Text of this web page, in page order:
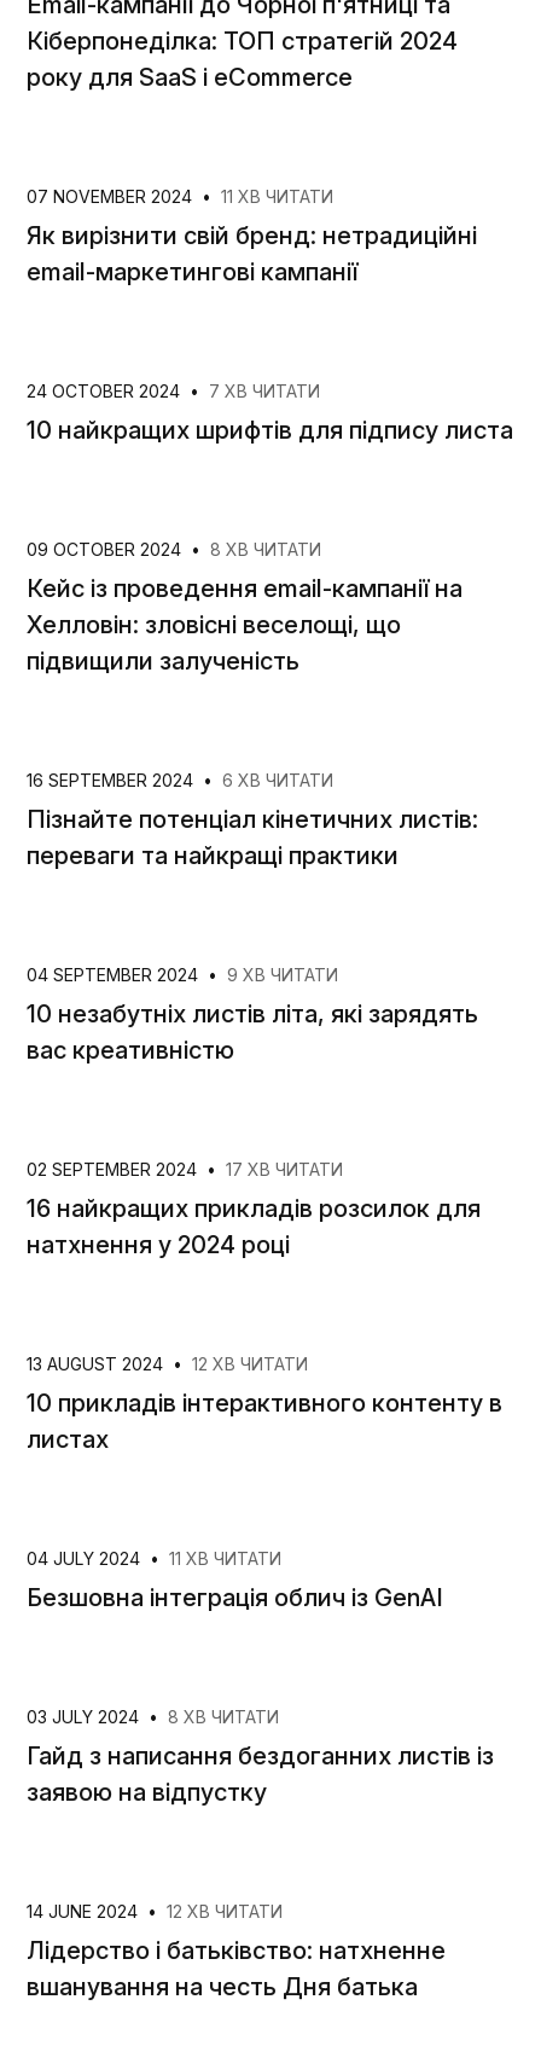
Кіберпонеділка: ТОП стратегій 2024
року для SaaS і eCommerce
07 NOVEMBER 2024 • 11 ХВ ЧИТАТИ
Як вирізнити свій бренд: нетрадиційні
email-маркетингові кампанії
24 OCTOBER 2024 • 7 ХВ ЧИТАТИ
10 найкращих шрифтів для підпису листа
09 OCTOBER 2024 • 8 ХВ ЧИТАТИ
Кейс із проведення email-кампанії на
Хелловін: зловісні веселощі, що
підвищили залученість
16 SEPTEMBER 2024 • 6 ХВ ЧИТАТИ
Пізнайте потенціал кінетичних листів:
переваги та найкращі практики
04 SEPTEMBER 2024 • 9 ХВ ЧИТАТИ
10 незабутніх листів літа, які зарядять
вас креативністю
02 SEPTEMBER 2024 • 17 ХВ ЧИТАТИ
16 найкращих прикладів розсилок для
натхнення у 2024 році
13 AUGUST 2024 • 12 ХВ ЧИТАТИ
10 прикладів інтерактивного контенту в
листах
04 JULY 2024 • 11 ХВ ЧИТАТИ
Безшовна інтеграція облич із GenAI
03 JULY 2024 • 8 ХВ ЧИТАТИ
Гайд з написання бездоганних листів із
заявою на відпустку
14 JUNE 2024 • 12 ХВ ЧИТАТИ
Лідерство і батьківство: натхненне
вшанування на честь Дня батька